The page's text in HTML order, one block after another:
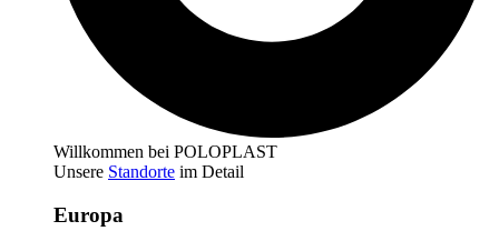
Willkommen bei POLOPLAST
Unsere Standorte im Detail
Europa